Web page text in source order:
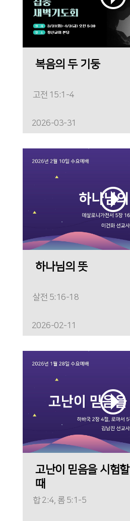
복음의 두 기둥
고전 15:1-4
2026-03-31
하나님의 뜻
살전 5:16-18
2026-02-11
고난이 믿음을 시험할
때
합 2:4, 롬 5:1-5